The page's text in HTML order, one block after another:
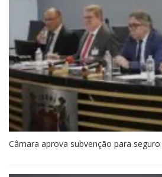
Câmara aprova subvenção para